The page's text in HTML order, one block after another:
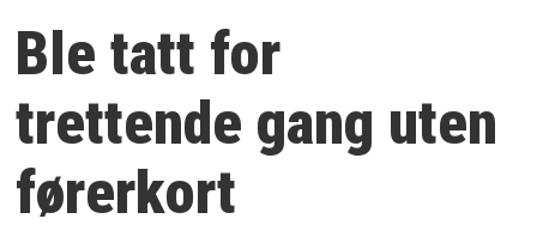
Ble tatt for
trettende gang uten
førerkort